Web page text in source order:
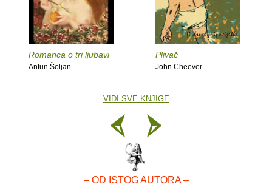
Romanca o tri ljubavi
Antun Šoljan
Plivač
John Cheever
VIDI SVE KNJIGE
– OD ISTOG AUTORA –